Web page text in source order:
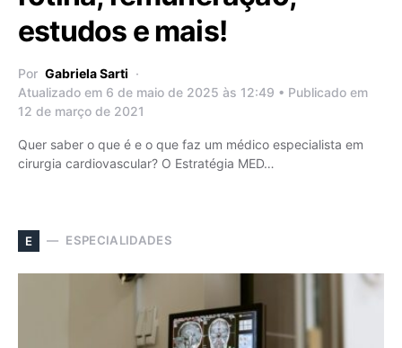
estudos e mais!
Por Gabriela Sarti
Atualizado em 6 de maio de 2025 às 12:49 • Publicado em
12 de março de 2021
Quer saber o que é e o que faz um médico especialista em
cirurgia cardiovascular? O Estratégia MED…
E ESPECIALIDADES